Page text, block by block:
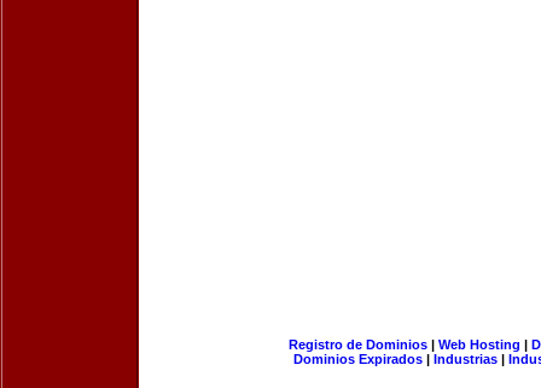
Registro de Dominios| Web Hosting |
Dominios Expirados | Industrias |